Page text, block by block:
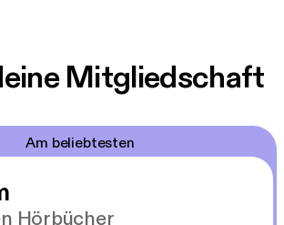
Mitgliedschaft
Am beliebtesten
Hörbücher